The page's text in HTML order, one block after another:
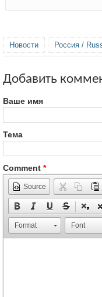
Новости Россия /
Добавить
Ваше имя
Тема
Comment *
Source
Format Font